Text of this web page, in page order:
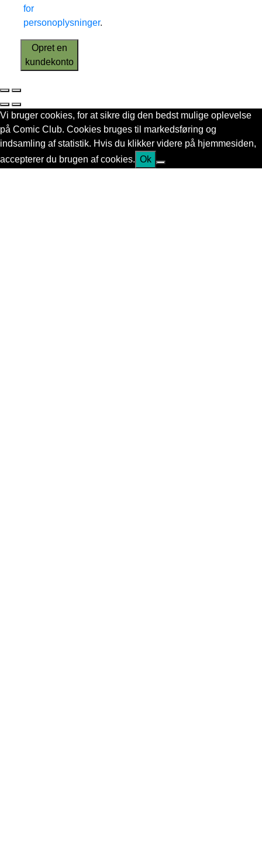
for
personoplysninger.
Opret en
kundekonto
Vi bruger cookies, for at sikre dig den bedst mulige oplevelse
på Comic Club. Cookies bruges til markedsføring og
indsamling af statistik. Hvis du klikker videre på hjemmesiden,
accepterer du brugen af cookies. Ok